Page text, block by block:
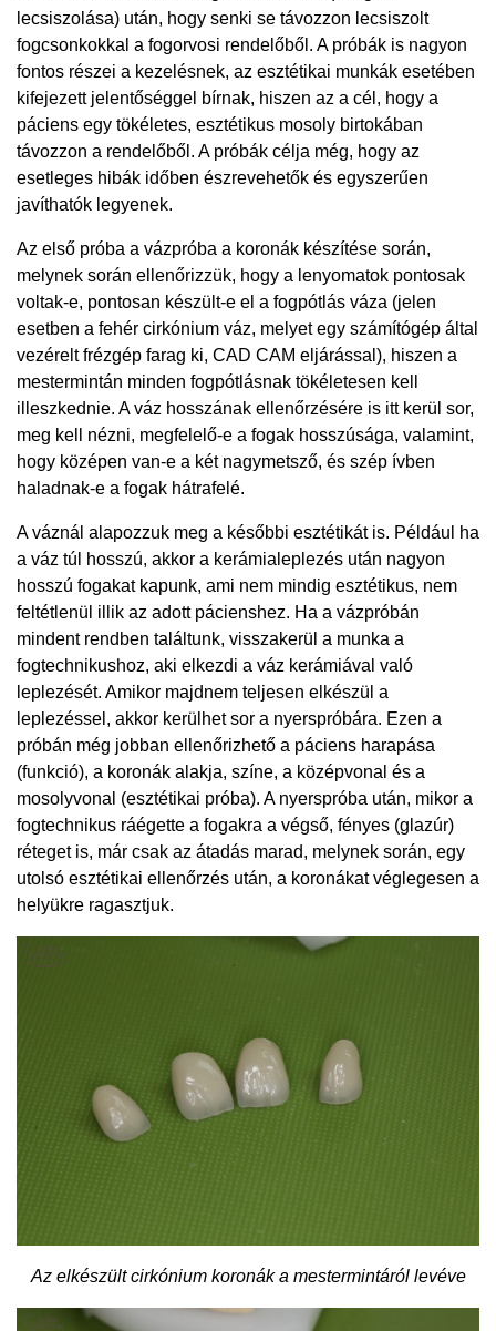
lecsiszolása) után, hogy senki se távozzon lecsiszolt
fogcsonkokkal a fogorvosi rendelőből. A próbák is nagyon
fontos részei a kezelésnek, az esztétikai munkák esetében
kifejezett jelentőséggel bírnak, hiszen az a cél, hogy a
páciens egy tökéletes, esztétikus mosoly birtokában
távozzon a rendelőből. A próbák célja még, hogy az
esetleges hibák időben észrevehetők és egyszerűen
javíthatók legyenek.
Az első próba a vázpróba a koronák készítése során,
melynek során ellenőrizzük, hogy a lenyomatok pontosak
voltak-e, pontosan készült-e el a fogpótlás váza (jelen
esetben a fehér cirkónium váz, melyet egy számítógép által
vezérelt frézgép farag ki, CAD CAM eljárással), hiszen a
mestermintán minden fogpótlásnak tökéletesen kell
illeszkednie. A váz hosszának ellenőrzésére is itt kerül sor,
meg kell nézni, megfelelő-e a fogak hosszúsága, valamint,
hogy középen van-e a két nagymetsző, és szép ívben
haladnak-e a fogak hátrafelé.
A váznál alapozzuk meg a későbbi esztétikát is. Például ha
a váz túl hosszú, akkor a kerámialeplezés után nagyon
hosszú fogakat kapunk, ami nem mindig esztétikus, nem
feltétlenül illik az adott pácienshez. Ha a vázpróbán
mindent rendben találtunk, visszakerül a munka a
fogtechnikushoz, aki elkezdi a váz kerámiával való
leplezését. Amikor majdnem teljesen elkészül a
leplezéssel, akkor kerülhet sor a nyerspróbára. Ezen a
próbán még jobban ellenőrizhető a páciens harapása
(funkció), a koronák alakja, színe, a középvonal és a
mosolyvonal (esztétikai próba). A nyerspróba után, mikor a
fogtechnikus ráégette a fogakra a végső, fényes (glazúr)
réteget is, már csak az átadás marad, melynek során, egy
utolsó esztétikai ellenőrzés után, a koronákat véglegesen a
helyükre ragasztjuk.
Az elkészült cirkónium koronák a mestermintáról levéve